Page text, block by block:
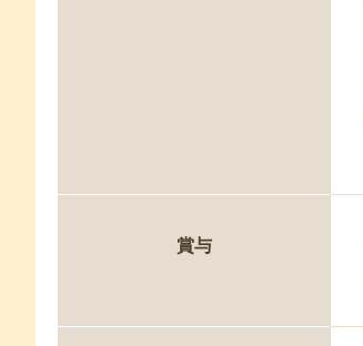
賞与